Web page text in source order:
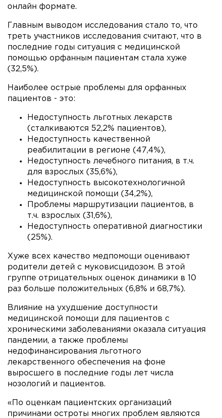
онлайн формате.
Главным выводом исследования стало то, что
треть участников исследования считают, что в
последние годы ситуация с медицинской
помощью орфанным пациентам стала хуже
(32,5%).
Наиболее острые проблемы для орфанных
пациентов - это:
Недоступность льготных лекарств
(сталкиваются 52,2% пациентов),
Недоступность качественной
реабилитации в регионе (47,4%),
Недоступность лечебного питания, в т.ч.
для взрослых (35,6%),
Недоступность высокотехнологичной
медицинской помощи (34,2%),
Проблемы маршрутизации пациентов, в
т.ч. взрослых (31,6%),
Недоступность оперативной диагностики
(25%).
Хуже всех качество медпомощи оценивают
родители детей с муковисцидозом. В этой
группе отрицательных оценок динамики в 10
раз больше положительных (6,8% и 68,7%).
Влияние на ухудшение доступности
медицинской помощи для пациентов с
хроническими заболеваниями оказала ситуация
пандемии, а также проблемы
недофинансирования льготного
лекарственного обеспечения на фоне
выросшего в последние годы лет числа
нозологий и пациентов.
«По оценкам пациентских организаций
причинами остроты многих проблем являются